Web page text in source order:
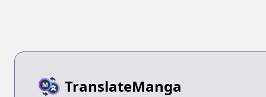
TranslateManga